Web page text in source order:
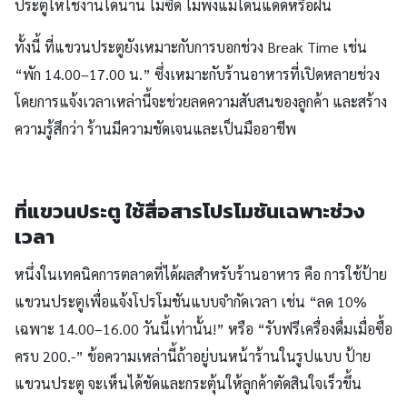
ประตูให้ใช้งานได้นาน ไม่ซีด ไม่พังแม้โดนแดดหรือฝน
ทั้งนี้ ที่แขวนประตูยังเหมาะกับการบอกช่วง Break Time เช่น
“พัก 14.00–17.00 น.” ซึ่งเหมาะกับร้านอาหารที่เปิดหลายช่วง
โดยการแจ้งเวลาเหล่านี้จะช่วยลดความสับสนของลูกค้า และสร้าง
ความรู้สึกว่า ร้านมีความชัดเจนและเป็นมืออาชีพ
ที่แขวนประตู ใช้สื่อสารโปรโมชันเฉพาะช่วง
เวลา
หนึ่งในเทคนิคการตลาดที่ได้ผลสำหรับร้านอาหาร คือ การใช้ป้าย
แขวนประตูเพื่อแจ้งโปรโมชันแบบจำกัดเวลา เช่น “ลด 10%
เฉพาะ 14.00–16.00 วันนี้เท่านั้น!” หรือ “รับฟรีเครื่องดื่มเมื่อซื้อ
ครบ 200.-” ข้อความเหล่านี้ถ้าอยู่บนหน้าร้านในรูปแบบ ป้าย
แขวนประตู จะเห็นได้ชัดและกระตุ้นให้ลูกค้าตัดสินใจเร็วขึ้น